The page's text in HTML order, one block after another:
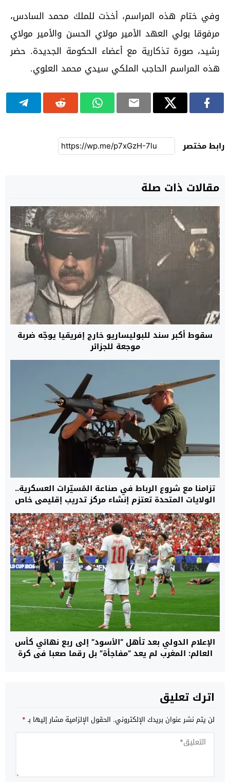
وفي ختام هذه المراسم، أخذت للملك محمد السادس،
مرفوقا بولي العهد الأمير مولاي الحسن والأمير مولاي
رشيد، صورة تذكارية مع أعضاء الحكومة الجديدة. حضر
هذه المراسم الحاجب الملكي سيدي محمد العلوي.
رابط مختصر
مقالات ذات صلة
سقوط أكبر سند للبوليساريو خارج إفريقيا يوجّه ضربة
موجعة للجزائر
تزامنا مع شروع الرباط في صناعة المُسيّرات العسكرية..
الولايات المتحدة تعتزم إنشاء مركز تدريب إقليمي خاص
بـ”الدرون” في المغرب
الإعلام الدولي بعد تأهل “الأسود” إلى ربع نهائي كأس
العالم: المغرب لم يعد “مفاجأة” بل رقما صعبا في كرة
اترك تعليق
لن يتم نشر عنوان بريدك الإلكتروني. الحقول الإلزامية مشار إليها بـ*